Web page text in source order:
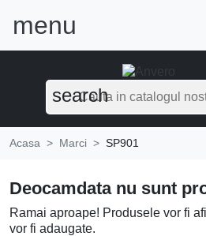
menu
search
Acasa Marci SP901
Deocamdata nu sunt
Ramai aproape! Produsele vor fi
vor fi adaugate.